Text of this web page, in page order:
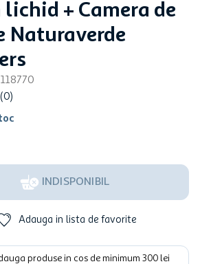
lichid + Camera de
Naturaverde
118770
(0)
INDISPONIBIL
Adauga in lista de favorite
produse in cos de minimum 300 lei